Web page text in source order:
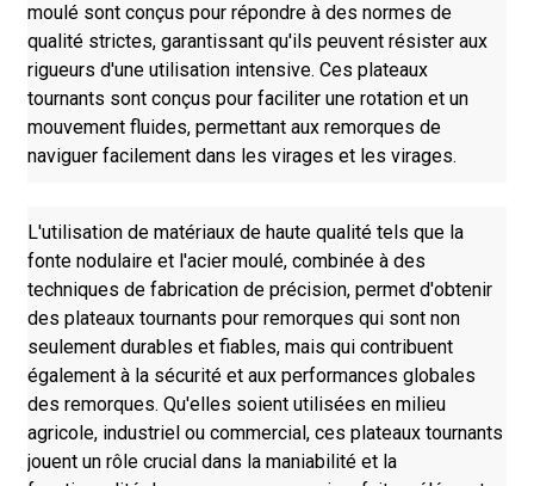
moulé sont conçus pour répondre à des normes de
qualité strictes, garantissant qu'ils peuvent résister aux
rigueurs d'une utilisation intensive. Ces plateaux
tournants sont conçus pour faciliter une rotation et un
mouvement fluides, permettant aux remorques de
naviguer facilement dans les virages et les virages.
L'utilisation de matériaux de haute qualité tels que la
fonte nodulaire et l'acier moulé, combinée à des
techniques de fabrication de précision, permet d'obtenir
des plateaux tournants pour remorques qui sont non
seulement durables et fiables, mais qui contribuent
également à la sécurité et aux performances globales
des remorques. Qu'elles soient utilisées en milieu
agricole, industriel ou commercial, ces plateaux tournants
jouent un rôle crucial dans la maniabilité et la